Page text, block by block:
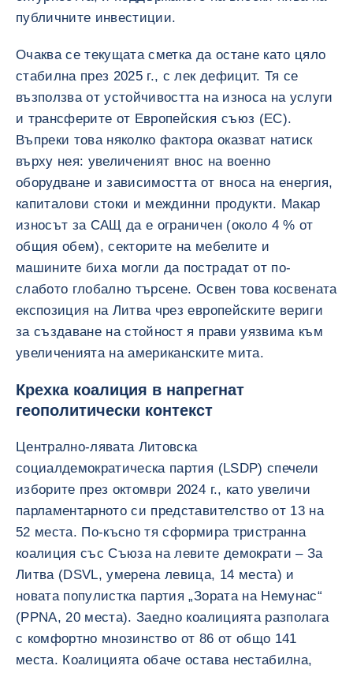
публичните инвестиции.
Очаква се текущата сметка да остане като цяло
стабилна през 2025 г., с лек дефицит. Тя се
възползва от устойчивостта на износа на услуги
и трансферите от Европейския съюз (ЕС).
Въпреки това няколко фактора оказват натиск
върху нея: увеличеният внос на военно
оборудване и зависимостта от вноса на енергия,
капиталови стоки и междинни продукти. Макар
износът за САЩ да е ограничен (около 4 % от
общия обем), секторите на мебелите и
машините биха могли да пострадат от по-
слабото глобално търсене. Освен това косвената
експозиция на Литва чрез европейските вериги
за създаване на стойност я прави уязвима към
увеличенията на американските мита.
Крехка коалиция в напрегнат
геополитически контекст
Централно-лявата Литовска
социалдемократическа партия (LSDP) спечели
изборите през октомври 2024 г., като увеличи
парламентарното си представителство от 13 на
52 места. По-късно тя сформира тристранна
коалиция със Съюза на левите демократи – За
Литва (DSVL, умерена левица, 14 места) и
новата популистка партия „Зората на Немунас“
(PPNA, 20 места). Заедно коалицията разполага
с комфортно мнозинство от 86 от общо 141
места. Коалицията обаче остава нестабилна,